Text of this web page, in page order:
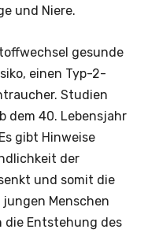
und Niere.
gesunde
einen Typ-2-
Studien
dem 40. Lebensjahr
gibt Hinweise
der
und somit die
Menschen
die Entstehung des